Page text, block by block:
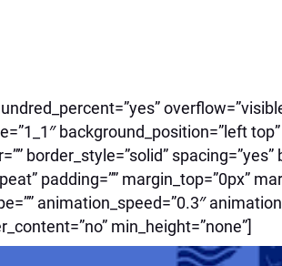
background_position=”left
border_style=”solid”
padding=”” margin_top=”0px”
animation_speed=”0.3″
min_height=”none”]